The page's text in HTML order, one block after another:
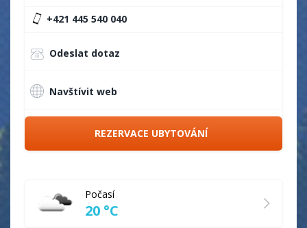
+421 445 540 040
Odeslat dotaz
Navštívit web
REZERVACE UBYTOVÁNÍ
Počasí
20 °C